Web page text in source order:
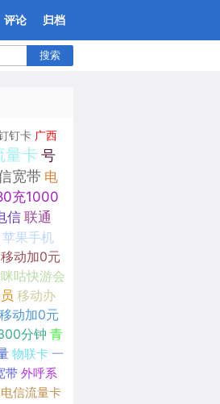
评论 归档
搜索
钉卡 广西
量卡 号
宽带 电
充1000
信 联通
苹果手机
移动加0元
咕快游会
移动办
动加0元
分钟 青
物联卡 一
带 外呼系
信流量卡